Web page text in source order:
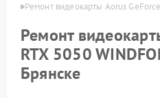
Ремонт видеокарты Aorus
Ремонт
RTX 5050
Брянске